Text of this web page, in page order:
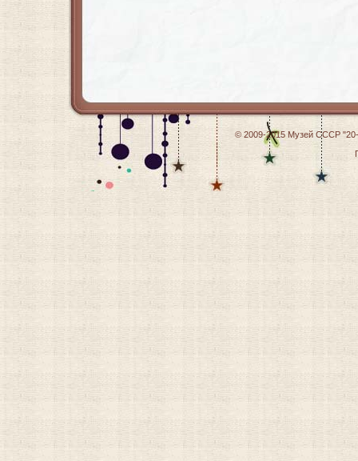
© 2009-2015 Музей СССР